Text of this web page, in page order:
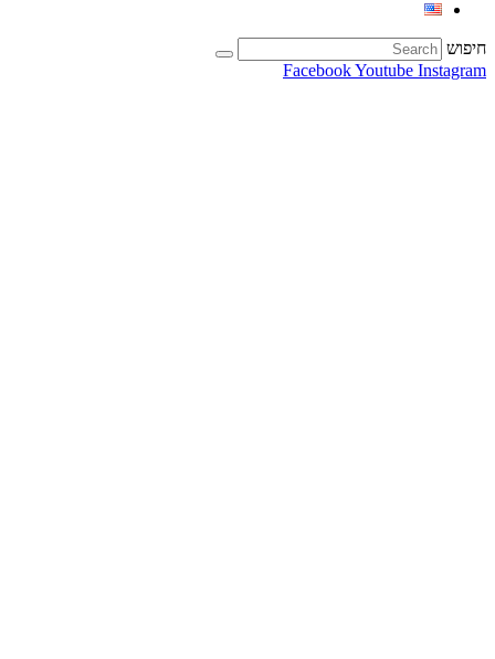
חיפוש
FacebookYoutube Instagram